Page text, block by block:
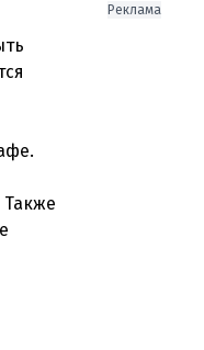
Реклама